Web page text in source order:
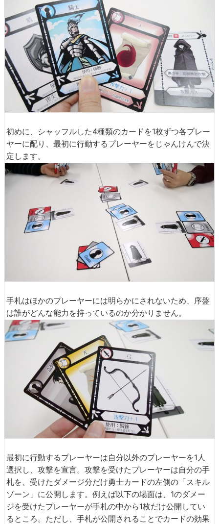
初めに、シャッフルした4種類のカードを1枚ずつ各プレー
ヤーに配り、最初に行動するプレーヤーをじゃんけんで決
定します。
手札はほかのプレーヤーには明らかにされないため、序盤
は誰がどんな能力を持っているのか分かりません。
最初に行動するプレーヤーは自分以外のプレーヤーを1人
選択し、攻撃を宣言。攻撃を受けたプレーヤーは自分の手
札を、受けたダメージ分だけ勇士カードの左側の「スキル
ゾーン」に公開します。例えば以下の場面は、1のダメー
ジを受けたプレーヤーが手札の中から1枚だけ公開してい
るところ。ただし、手札が公開されることでカードの効果